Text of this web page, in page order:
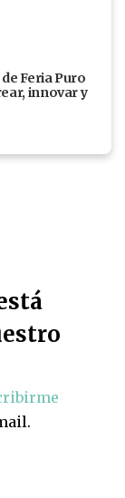
Feria Puro
innovar y